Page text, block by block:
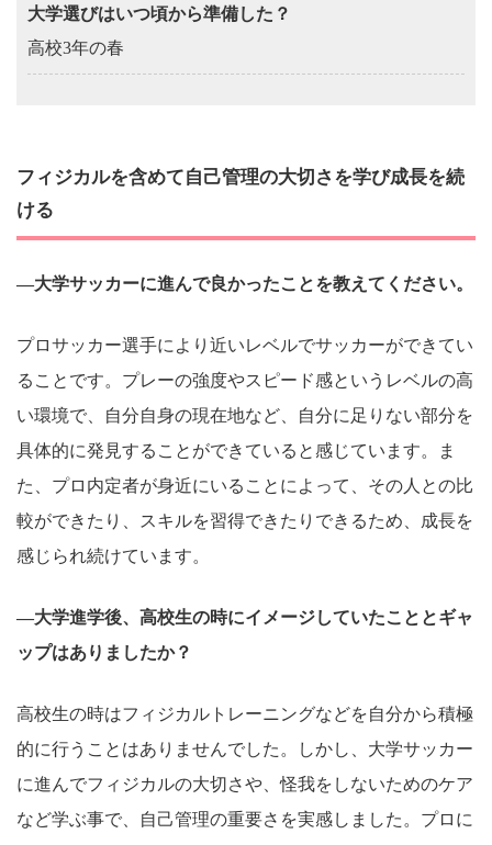
大学選びはいつ頃から準備した？
高校3年の春
フィジカルを含めて自己管理の大切さを学び成長を続
ける
―大学サッカーに進んで良かったことを教えてください。
プロサッカー選手により近いレベルでサッカーができてい
ることです。プレーの強度やスピード感というレベルの高
い環境で、自分自身の現在地など、自分に足りない部分を
具体的に発見することができていると感じています。ま
た、プロ内定者が身近にいることによって、その人との比
較ができたり、スキルを習得できたりできるため、成長を
感じられ続けています。
―大学進学後、高校生の時にイメージしていたこととギャ
ップはありましたか？
高校生の時はフィジカルトレーニングなどを自分から積極
的に行うことはありませんでした。しかし、大学サッカー
に進んでフィジカルの大切さや、怪我をしないためのケア
など学ぶ事で、自己管理の重要さを実感しました。プロに